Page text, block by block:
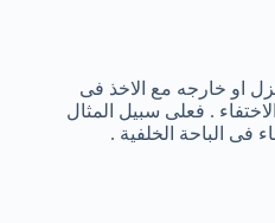
او خارجه مع الاخذ فى
. فعلى سبيل المثال
فى الباحة الخلفية .